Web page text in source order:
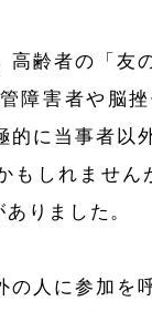
高齢者の「友
障害者や脳
的に当事者以
しれません
りました。
の人に参加を